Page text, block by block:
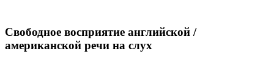
Свободное восприятие английской /
американской речи на слух